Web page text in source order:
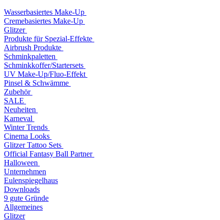
Wasserbasiertes Make-Up
Cremebasiertes Make-Up
Glitzer
Produkte für Spezial-Effekte
Airbrush Produkte
Schminkpaletten
Schminkkoffer/Startersets
UV Make-Up/Fluo-Effekt
Pinsel & Schwämme
Zubehör
SALE
Neuheiten
Karneval
Winter Trends
Cinema Looks
Glitzer Tattoo Sets
Official Fantasy Ball Partner
Halloween
Unternehmen
Eulenspiegelhaus
Downloads
9 gute Gründe
Allgemeines
Glitzer